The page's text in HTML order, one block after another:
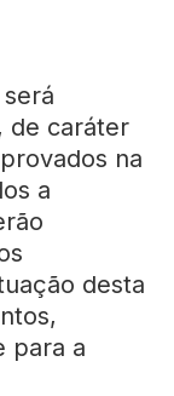
de caráter
na
a
desta
para a